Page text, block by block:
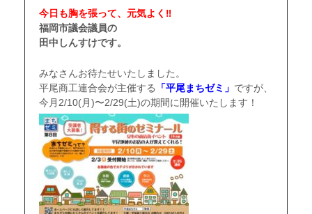
今日も胸を張って、元気よく‼
福岡市議会議員の
田中しんすけです。
みなさんお待たせいたしました。
平尾商工連合会が主催する
「平尾まちゼミ」 ですが、
今月2/10(月)〜2/29(土)の期間に開催いたします！